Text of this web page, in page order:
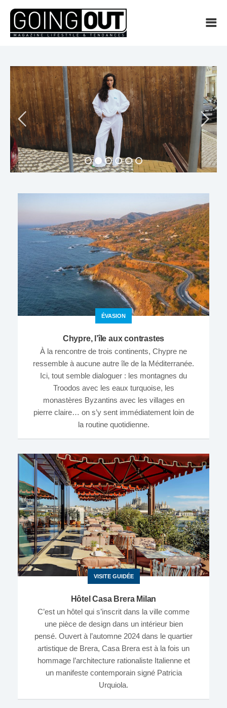
ÉVASION
Chypre, l’île aux contrastes
À la rencontre de trois continents, Chypre ne
ressemble à aucune autre île de la Méditerranée.
Ici, tout semble dialoguer : les montagnes du
Troodos avec les eaux turquoise, les
monastères Byzantins avec les villages en
pierre claire… on s’y sent immédiatement loin de
la routine quotidienne.
VISITE GUIDÉE
Hôtel Casa Brera Milan
C’est un hôtel qui s’inscrit dans la ville comme
une pièce de design dans un intérieur bien
pensé. Ouvert à l’automne 2024 dans le quartier
artistique de Brera, Casa Brera est à la fois un
hommage l’architecture rationaliste Italienne et
un manifeste contemporain signé Patricia
Urquiola.